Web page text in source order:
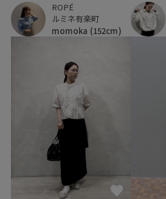
ROPÉ
ルミネ有楽町
momoka (152cm)